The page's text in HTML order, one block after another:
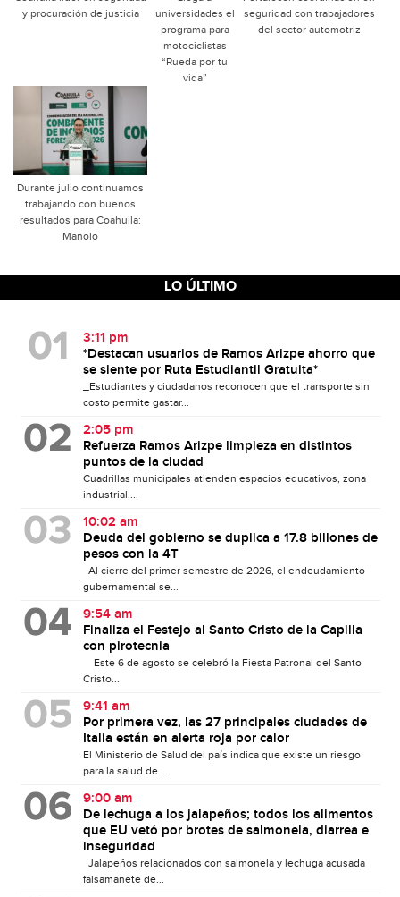
y procuración de justicia
universidades el
programa para
motociclistas
“Rueda por tu
vida”
seguridad con trabajadores
del sector automotriz
Durante julio continuamos
trabajando con buenos
resultados para Coahuila:
Manolo
LO ÚLTIMO
3:11 pm
*Destacan usuarios de Ramos Arizpe ahorro que
se siente por Ruta Estudiantil Gratuita*
_Estudiantes y ciudadanos reconocen que el transporte sin
costo permite gastar...
2:05 pm
Refuerza Ramos Arizpe limpieza en distintos
puntos de la ciudad
Cuadrillas municipales atienden espacios educativos, zona
industrial,...
10:02 am
Deuda del gobierno se duplica a 17.8 billones de
pesos con la 4T
Al cierre del primer semestre de 2026, el endeudamiento
gubernamental se...
9:54 am
Finaliza el Festejo al Santo Cristo de la Capilla
con pirotecnia
Este 6 de agosto se celebró la Fiesta Patronal del Santo
Cristo...
9:41 am
Por primera vez, las 27 principales ciudades de
Italia están en alerta roja por calor
El Ministerio de Salud del país indica que existe un riesgo
para la salud de...
9:00 am
De lechuga a los jalapeños; todos los alimentos
que EU vetó por brotes de salmonela, diarrea e
inseguridad
Jalapeños relacionados con salmonela y lechuga acusada
falsamanete de...